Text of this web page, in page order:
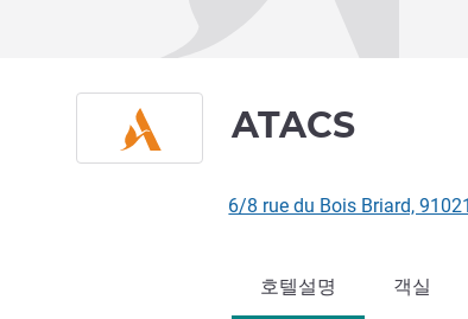
ATACS
6/8 rue du Bois Briard,
호텔설명 객실